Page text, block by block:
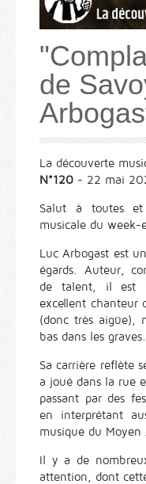
de
La découverte
N°120 - 22 mai
Salut à toutes
musicale du week-
Luc Arbogast est
égards. Auteur,
de talent, il est
excellent chanteur
(donc très aigüe),
bas dans les graves.
Sa carrière reflète
a joué dans la rue
passant par des
en interprétant
musique du Moyen
Il y a de
attention, dont